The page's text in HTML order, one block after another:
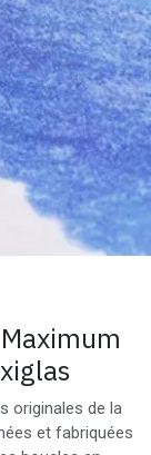
originales de la
et fabriquées